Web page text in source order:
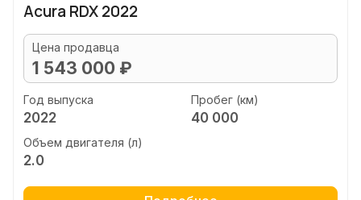
Acura RDX 2022
Цена продавца
1 543 000 ₽
Год выпуска
2022
Пробег (км)
40 000
Объем двигателя (л)
2.0